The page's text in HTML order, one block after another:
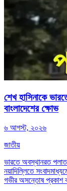
শেখ হাসিনাকে
বাংলাদেশের ক্ষোভ
৬ আগস্ট, ২০২৬
জাতীয়
ভারতে অবস্থানরত
নয়াদিল্লিতে
গভীর অসন্তোষ প্রকাশ